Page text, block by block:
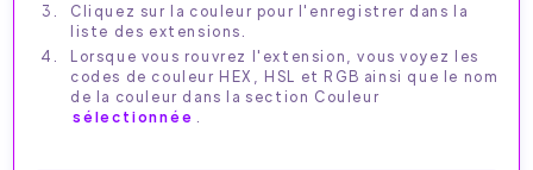
Cliquez sur la couleur pour l'enregistrer dans la
liste des extensions.
Lorsque vous rouvrez l'extension, vous voyez les
codes de couleur HEX, HSL et RGB ainsi que le nom
de la couleur dans la section Couleur
sélectionnée .